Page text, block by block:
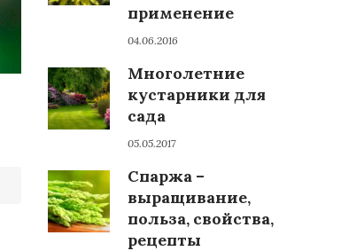
применение
04.06.2016
Многолетние
кустарники для
сада
05.05.2017
Спаржа –
выращивание,
польза, свойства,
рецепты